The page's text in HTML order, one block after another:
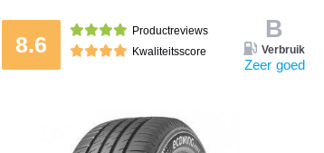
8.6
Productreviews
Kwaliteitsscore
B
Verbruik
Zeer goed